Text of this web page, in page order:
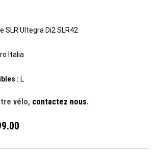
SLR Ultegra Di2 SLR42
Italia
: L
vélo, contactez nous.